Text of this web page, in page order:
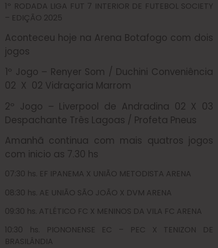
1º RODADA LIGA FUT 7 INTERIOR DE FUTEBOL SOCIETY
– EDIÇÃO 2025
Aconteceu hoje na Arena Botafogo com dois
jogos
1º Jogo – Renyer Som / Duchini Conveniência
02 X 02 Vidraçaria Marrom
2º Jogo – Liverpool de Andradina 02 X 03
Despachante Três Lagoas / Profeta Pneus
Amanhã continua com mais quatros jogos
com inicio as 7.30 hs
07:30 hs. EF IPANEMA X UNIÃO METODISTA ARENA
08:30 hs. AE UNIÃO SÃO JOÃO X DVM ARENA
09:30 hs. ATLÉTICO FC X MENINOS DA VILA FC ARENA
10:30 hs. PIONONENSE EC – PEC X TENIZON DE
BRASILÂNDIA